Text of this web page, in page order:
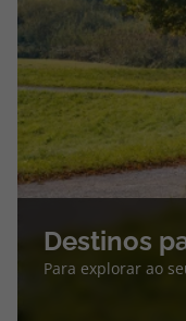
Destinos
Para explorar ao